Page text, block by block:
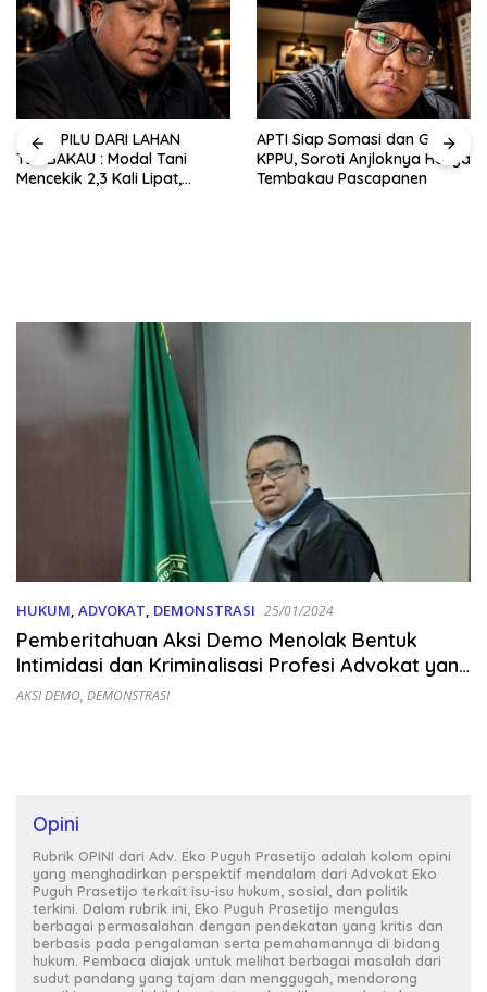
JERIT PILU DARI LAHAN
TEMBAKAU ​: Modal Tani
Mencekik 2,3 Kali Lipat,
APTI Siap Somasi dan Gugat
KPPU, Soroti Anjloknya Harga
Tembakau Pascapanen
HUKUM ADVOKAT DEMONSTRASI 25/01/2024
Pemberitahuan Aksi Demo Menolak Bentuk
Intimidasi dan Kriminalisasi Profesi Advokat yang
Dilakukan Oknum Penyidik
AKSI DEMO, DEMONSTRASI
Opini
Rubrik OPINI dari Adv. Eko Puguh Prasetijo adalah kolom opini
yang menghadirkan perspektif mendalam dari Advokat Eko
Puguh Prasetijo terkait isu-isu hukum, sosial, dan politik
terkini. Dalam rubrik ini, Eko Puguh Prasetijo mengulas
berbagai permasalahan dengan pendekatan yang kritis dan
berbasis pada pengalaman serta pemahamannya di bidang
hukum. Pembaca diajak untuk melihat berbagai masalah dari
sudut pandang yang tajam dan menggugah, mendorong